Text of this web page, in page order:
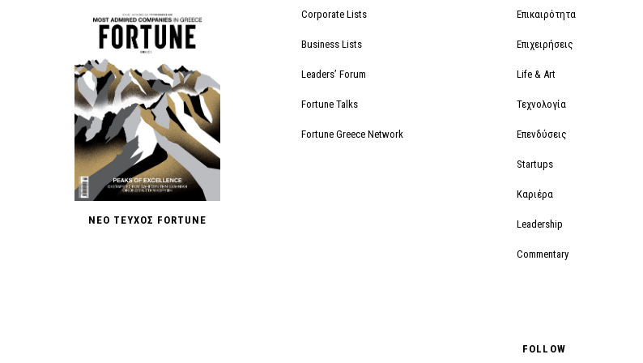
ΝΕΟ ΤΕΥΧΟΣ FORTUNE
Corporate Lists
Business Lists
Leaders’ Forum
Fortune Talks
Fortune Greece Network
Επικαιρότητα
Επιχειρήσεις
Life & Art
Τεχνολογία
Επενδύσεις
Startups
Καριέρα
Leadership
Commentary
FOLLOW